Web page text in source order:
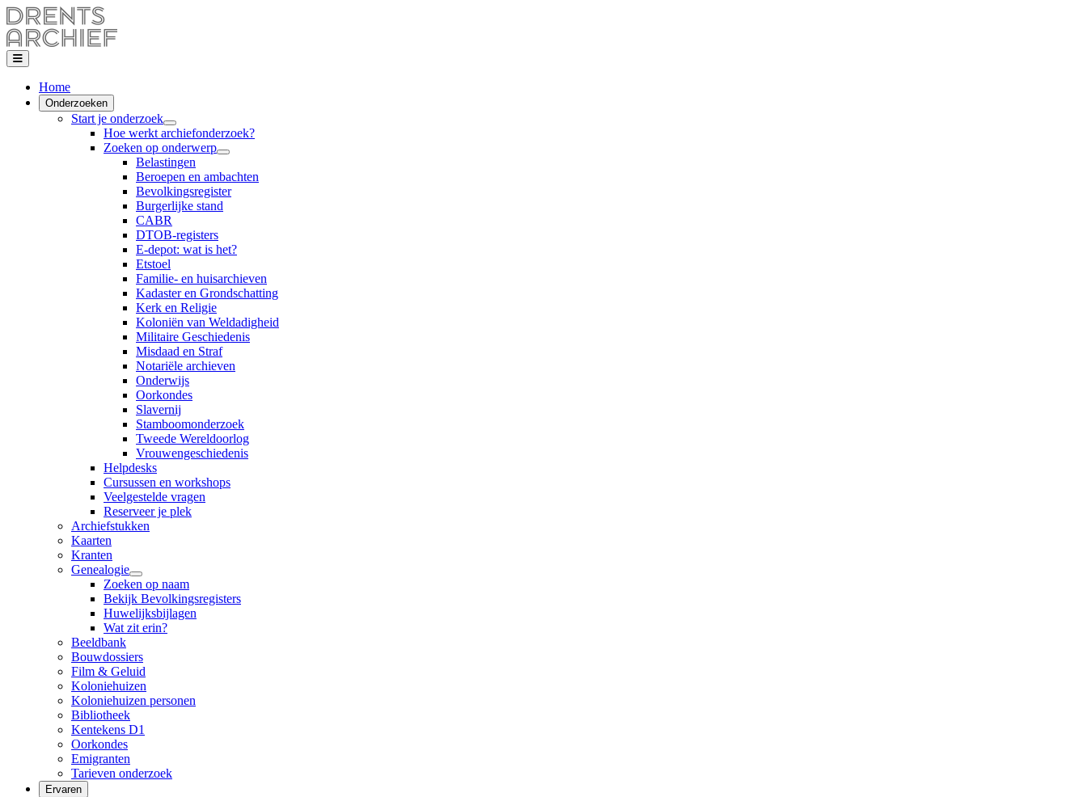
Home
Onderzoeken
Start je onderzoek
Hoe werkt archiefonderzoek?
Zoeken op onderwerp
Belastingen
Beroepen en ambachten
Bevolkingsregister
Burgerlijke stand
CABR
DTOB-registers
E-depot: wat is het?
Etstoel
Familie- en huisarchieven
Kadaster en Grondschatting
Kerk en Religie
Koloniën van Weldadigheid
Militaire Geschiedenis
Misdaad en Straf
Notariële archieven
Onderwijs
Oorkondes
Slavernij
Stamboomonderzoek
Tweede Wereldoorlog
Vrouwengeschiedenis
Helpdesks
Cursussen en workshops
Veelgestelde vragen
Reserveer je plek
Archiefstukken
Kaarten
Kranten
Genealogie
Zoeken op naam
Bekijk Bevolkingsregisters
Huwelijksbijlagen
Wat zit erin?
Beeldbank
Bouwdossiers
Film & Geluid
Koloniehuizen
Koloniehuizen personen
Bibliotheek
Kentekens D1
Oorkondes
Emigranten
Tarieven onderzoek
Ervaren